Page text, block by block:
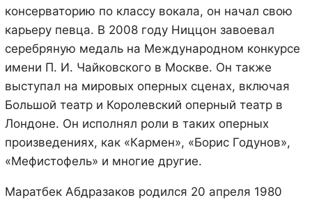
консерваторию по классу вокала, он начал свою
карьеру певца. В 2008 году Ниццон завоевал
серебряную медаль на Международном конкурсе
имени П. И. Чайковского в Москве. Он также
выступал на мировых оперных сценах, включая
Большой театр и Королевский оперный театр в
Лондоне. Он исполнял роли в таких оперных
произведениях, как «Кармен», «Борис Годунов»,
«Мефистофель» и многие другие.
Маратбек Абдразаков родился 20 апреля 1980